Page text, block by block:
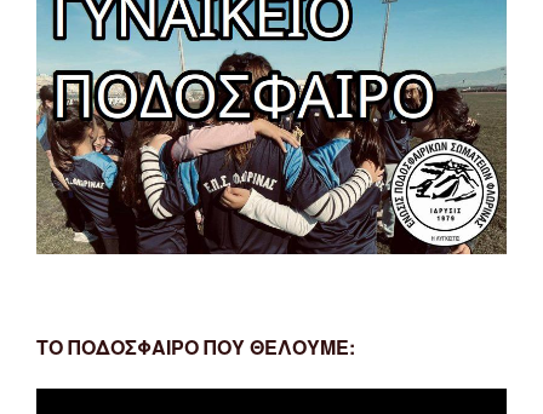
ΤΟ ΠΟΔΟΣΦΑΙΡΟ ΠΟΥ ΘΕΛΟΥΜΕ: